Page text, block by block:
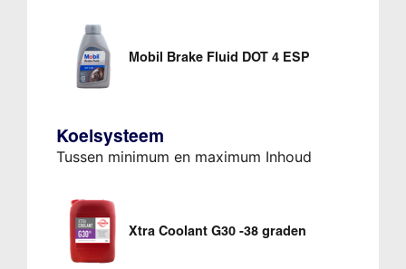
Mobil Brake Fluid DOT 4 ESP
Koelsysteem
Tussen minimum en maximum Inhoud
Xtra Coolant G30 -38 graden